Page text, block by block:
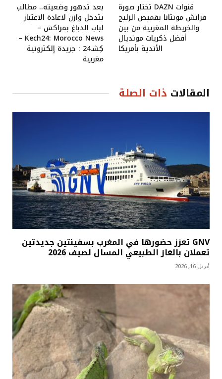
قنوات DAZN تختار صورة
فرانش مونتانا بقميص الزليج
والخريطة المغربية من بين
أفضل ذكريات مونديال
الأندية بأمريكا
بعد تدهور وضعيته.. مطالب
بتدخل وازن لاعادة الاعتبار
لباب الدباغ بمراكش –
Kech24: Morocco News –
كِشـ24 : جريدة إلكترونية
مغربية
المقالات ذات الصلة
GNV تعزز حضورها في المغرب بسفينتين جديدتين
تعملان بالغاز الطبيعي المسال لصيف 2026
أبريل 16, 2026